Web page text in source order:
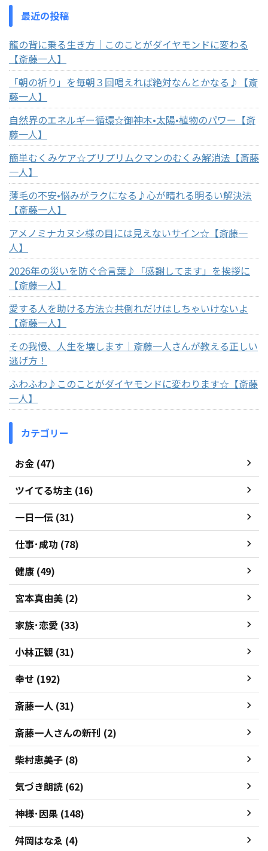
最近の投稿
龍の背に乗る生き方｜このことがダイヤモンドに変わる
【斎藤一人】
「朝の祈り」を毎朝３回唱えれば絶対なんとかなる♪【斎
藤一人】
自然界のエネルギー循環☆御神木•太陽•植物のパワー【斎
藤一人】
簡単むくみケア☆プリプリムクマンのむくみ解消法【斎藤
一人】
薄毛の不安•悩みがラクになる♪心が晴れる明るい解決法
【斎藤一人】
アメノミナカヌシ様の目には見えないサイン☆【斎藤一
人】
2026年の災いを防ぐ合言葉♪「感謝してます」を挨拶に
【斎藤一人】
愛する人を助ける方法☆共倒れだけはしちゃいけないよ
【斎藤一人】
その我慢、人生を壊します｜斎藤一人さんが教える正しい
逃げ方！
ふわふわ♪このことがダイヤモンドに変わります☆【斎藤
一人】
カテゴリー
お金 (47)
ツイてる坊主 (16)
一日一伝 (31)
仕事･成功 (78)
健康 (49)
宮本真由美 (2)
家族･恋愛 (33)
小林正観 (31)
幸せ (192)
斎藤一人 (31)
斎藤一人さんの新刊 (2)
柴村恵美子 (8)
気づき朗読 (62)
神様･因果 (148)
舛岡はなゑ (4)